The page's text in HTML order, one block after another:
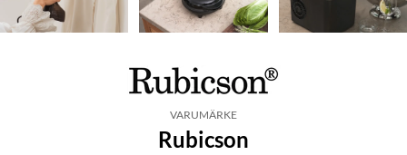
VARUMÄRKE
Rubicson